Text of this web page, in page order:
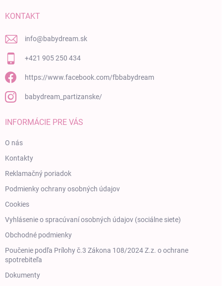
KONTAKT
info@babydream.sk
+421 905 250 434
https://www.facebook.com/fbbabydream
babydream_partizanske/
INFORMÁCIE PRE VÁS
O nás
Kontakty
Reklamačný poriadok
Podmienky ochrany osobných údajov
Cookies
Vyhlásenie o spracúvaní osobných údajov (sociálne siete)
Obchodné podmienky
Poučenie podľa Prílohy č.3 Zákona 108/2024 Z.z. o ochrane
spotrebiteľa
Dokumenty